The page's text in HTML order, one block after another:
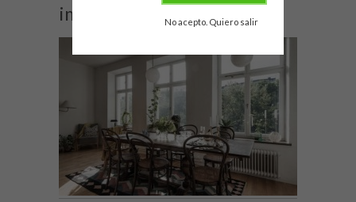
No acepto. Quiero salir
image